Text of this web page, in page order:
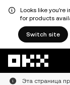
Looks like you're
for products
Switch site
Эта страница